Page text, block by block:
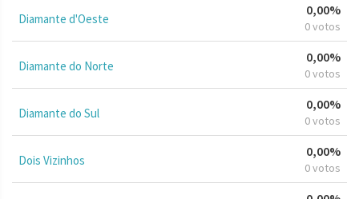
Diamante d'Oeste
0,00%
0 votos
Diamante do Norte
0,00%
0 votos
Diamante do Sul
0,00%
0 votos
Dois Vizinhos
0,00%
0 votos